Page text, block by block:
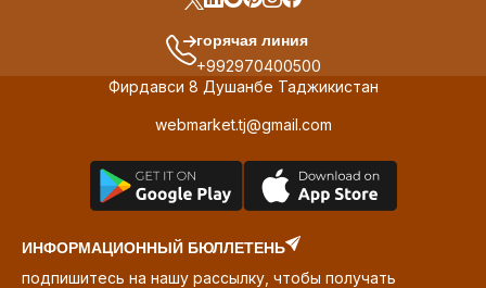
горячая линия
+992970400500
Фирдавси 8 Душанбе Таджикистан
webmarket.tj@gmail.com
ИНФОРМАЦИОННЫЙ БЮЛЛЕТЕНЬ
подпишитесь на нашу рассылку, чтобы получать